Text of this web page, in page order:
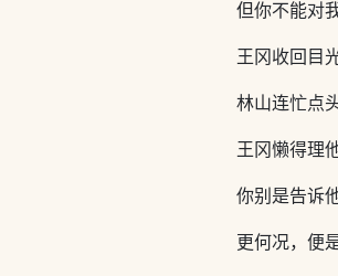
但你不能对
王冈收回目
林山连忙点
王冈懒得理
你别是告诉
更何况，便